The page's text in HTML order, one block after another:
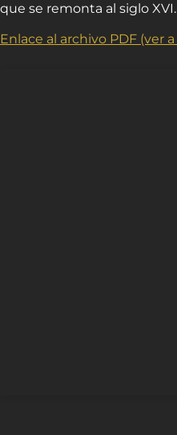
que se remonta al siglo XVI.
Enlace al archivo PDF (ver